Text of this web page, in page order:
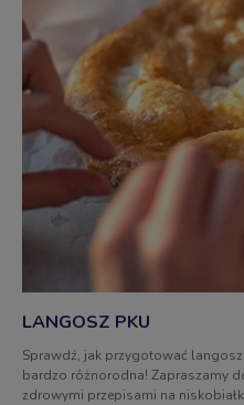
LANGOSZ PKU
Sprawdź, jak przygotować
bardzo różnorodna! Zapraszamy
zdrowymi przepisami na